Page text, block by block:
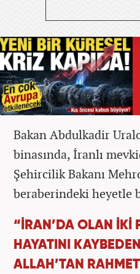
Bakan Abdulkadir
binasında, İranlı
Şehircilik Bakanı
beraberindeki heyetle
“İRAN’DA OLAN İKİ
HAYATINI
ALLAH’TAN